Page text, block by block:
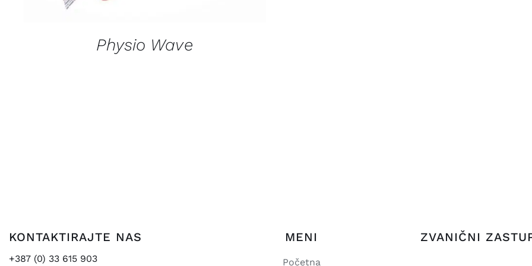
Physio Wave
KONTAKTIRAJTE NAS
+387 (0) 33 615 903
MENI
Početna
ZVANIČNI